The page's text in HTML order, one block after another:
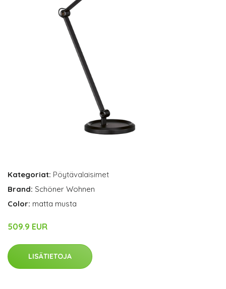
Kategoriat: Pöytävalaisimet
Brand: Schöner Wohnen
Color: matta musta
509.9 EUR
LISÄTIETOJA